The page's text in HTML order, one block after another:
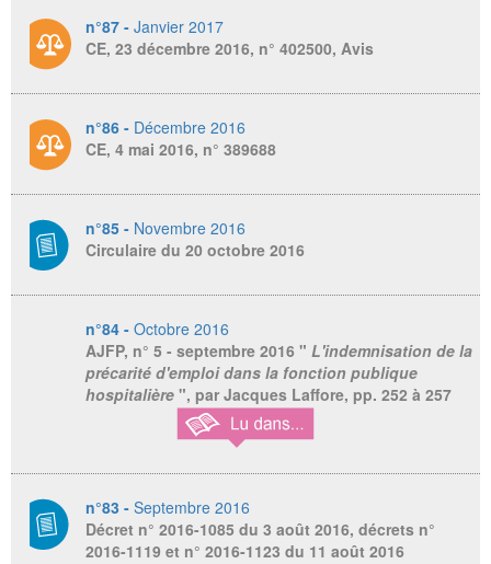
n°87 - Janvier 2017
CE, 23 décembre 2016, n° 402500, Avis
n°86 - Décembre 2016
CE, 4 mai 2016, n° 389688
n°85 - Novembre 2016
Circulaire du 20 octobre 2016
n°84 - Octobre 2016
AJFP, n° 5 - septembre 2016 " L'indemnisation de la
précarité d'emploi dans la fonction publique
hospitalière", par Jacques Laffore, pp. 252 à 257
n°83 - Septembre 2016
Décret n° 2016-1085 du 3 août 2016, décrets n°
2016-1119 et n° 2016-1123 du 11 août 2016